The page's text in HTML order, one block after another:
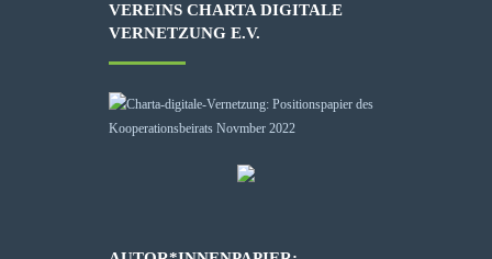
VEREINS CHARTA DIGITALE
VERNETZUNG E.V.